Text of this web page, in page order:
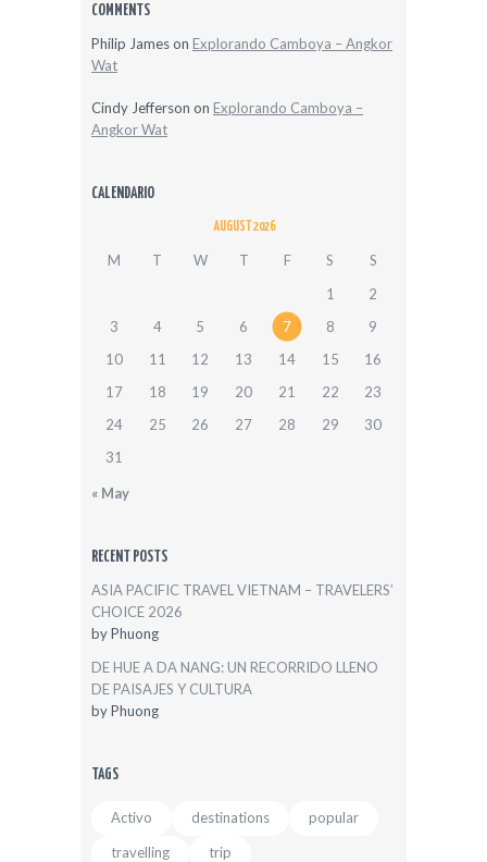
COMMENTS
Philip Jameson Explorando Camboya – Angkor
Wat
Cindy Jefferson on Explorando Camboya –
Angkor Wat
CALENDARIO
AUGUST 2026
M T W T F S
S
1
2
3
4 5 6 7 8
9
10
11 12 13 14 15
16
17
18 19 20 21 22
23
24
25 26 27 28 29
30
31
« May
RECENT POSTS
ASIA PACIFIC TRAVEL VIETNAM – TRAVELERS’
CHOICE 2026
byPhuong
DE HUE A DA NANG: UN RECORRIDO LLENO
DE PAISAJES Y CULTURA
byPhuong
TAGS
Activo destinations
popular
travelling
trip